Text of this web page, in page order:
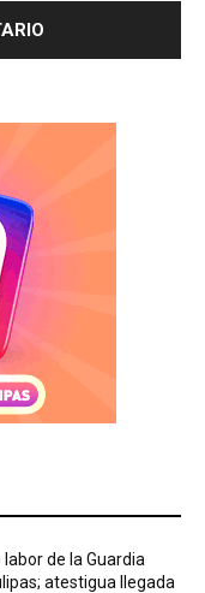
de la Guardia
atestigua llegada